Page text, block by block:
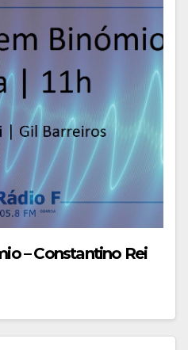
– Constantino Rei